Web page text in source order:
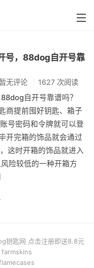
号，88dog自开号靠
无评论 1627 次阅读
自开号靠谱吗？
商提前囤好钥匙、箱子
号密码和令牌就可以登
开完箱的饰品就会通过
这时开箱的饰品就进入
险较低的一种开箱方
钥匙网 点击注册即送8.8元
farmskins